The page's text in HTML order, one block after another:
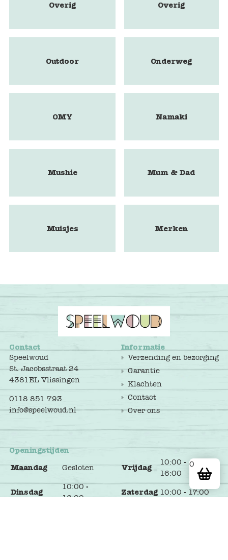
Overig Overig
Outdoor Onderweg
OMY Namaki
Mushie Mum & Dad
Muisjes Merken
0
Contact
Speelwoud
St. Jacobsstraat 24
4381EL Vlissingen
0118 851 793
info@speelwoud.nl
Informatie
Verzending en bezorging
Garantie
Klachten
Contact
Over ons
Openingstijden
Maandag
Gesloten Vrijdag
10:00 -
16:00
Dinsdag
10:00 -
16:00
Zaterdag 10:00 - 17:00